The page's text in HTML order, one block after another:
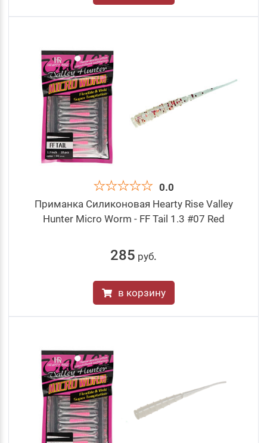
0.0
Приманка Силиконовая Hearty Rise Valley
Hunter Micro Worm - FF Tail 1.3 #07 Red
285 руб.
в корзину